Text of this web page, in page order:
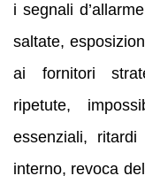
i segnali
saltate,
ai fornitori
ripetute,
essenziali,
interno, revoca